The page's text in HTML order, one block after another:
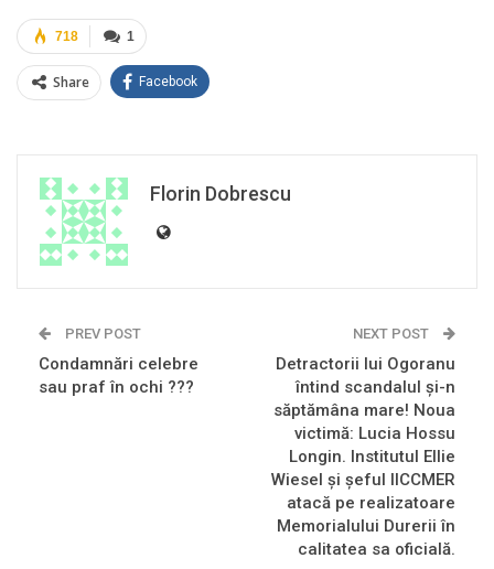
1
718
Share Facebook
Florin Dobrescu
PREV POST
Condamnări celebre
sau praf în ochi ???
NEXT POST
Detractorii lui Ogoranu
întind scandalul și-n
săptămâna mare! Noua
victimă: Lucia Hossu
Longin. Institutul Ellie
Wiesel și șeful IICCMER
atacă pe realizatoare
Memorialului Durerii în
calitatea sa oficială.